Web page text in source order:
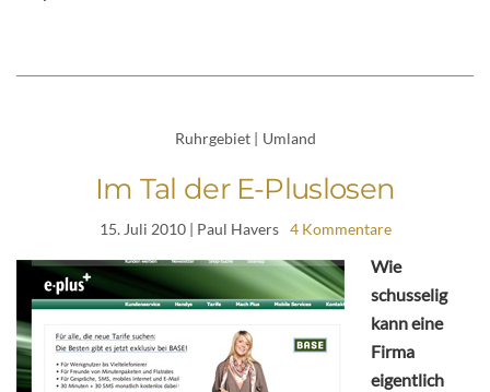
Ruhrgebiet | Umland
Im Tal der E-Pluslosen
15. Juli 2010| Paul Havers 4 Kommentare
Wie
schusselig
kann eine
Firma
eigentlich